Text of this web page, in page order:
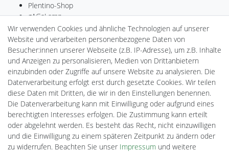
Plentino-Shop
gAGaLamp
Drohnenstore24
MeinUSB
Batteriespeicher
PlentiSolar
Gebrauchtlicht
Ledkauf
DEYESOLAR
Lightech Connect
CardanLight Europe
FORTIMO LEDs
Cardanlight-Shop
Wallbox24
Wir verwenden Cookies und ähnliche Technologien auf unserer
Website und verarbeiten personenbezogene Daten von
Besucher:innen unserer Webseite (z.B. IP-Adresse), um z.B. Inhalte
und Anzeigen zu personalisieren, Medien von Drittanbietern
einzubinden oder Zugriffe auf unsere Website zu analysieren. Die
Datenverarbeitung erfolgt erst durch gesetzte Cookies. Wir teilen
diese Daten mit Dritten, die wir in den Einstellungen benennen.
Die Datenverarbeitung kann mit Einwilligung oder aufgrund eines
berechtigten Interesses erfolgen. Die Zustimmung kann erteilt
oder abgelehnt werden. Es besteht das Recht, nicht einzuwilligen
und die Einwilligung zu einem späteren Zeitpunkt zu ändern oder
zu widerrufen. Beachten Sie unser Impressum und weitere